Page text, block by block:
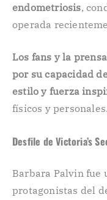
endometriosis,
operada
Los fans y la
por su capacidad
estilo y fuerza
físicos y personales.
Desfile de Victoria’s
Barbara Palvin fue
protagonistas del